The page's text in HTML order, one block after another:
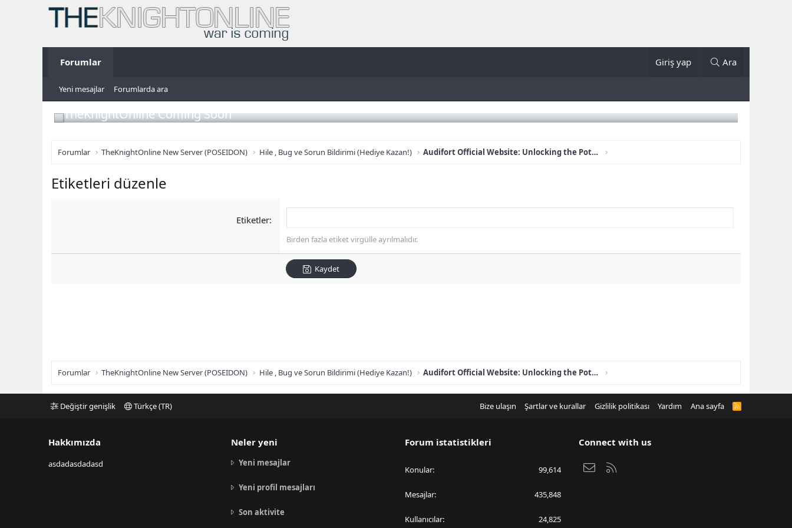
Forumlar Giriş yap Ara
Yeni mesajlar Forumlarda ara
TheKnightOnline Coming Soon
Forumlar TheKnightOnline New Server (POSEIDON) Hile , Bug ve Sorun Bildirimi (Hediye Kazan!) Audifort Official Website: Unlocking the Potential Benefits of Hearing Support Formula
Etiketleri düzenle
Etiketler
Birden fazla etiket virgülle ayrılmalıdır.
Kaydet
Forumlar TheKnightOnline New Server (POSEIDON) Hile , Bug ve Sorun Bildirimi (Hediye Kazan!) Audifort Official Website: Unlocking the Potential Benefits of Hearing Support Formula
Değiştir genişlik Türkçe (TR) Bize ulaşın Şartlar ve kurallar Gizlilik politikası Yardım Ana sayfa
R
Hakkımızda
asdadasdadasd
Neler yeni
Yeni mesajlar
Yeni profil mesajları
Son aktivite
Forum istatistikleri
Konular 99,614
Mesajlar 435,848
Kullanıcılar 24,825
Connect with us
Bize ulaşın